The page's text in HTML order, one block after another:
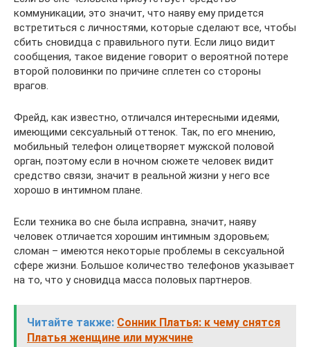
коммуникации, это значит, что наяву ему придется
встретиться с личностями, которые сделают все, чтобы
сбить сновидца с правильного пути. Если лицо видит
сообщения, такое видение говорит о вероятной потере
второй половинки по причине сплетен со стороны
врагов.
Фрейд, как известно, отличался интересными идеями,
имеющими сексуальный оттенок. Так, по его мнению,
мобильный телефон олицетворяет мужской половой
орган, поэтому если в ночном сюжете человек видит
средство связи, значит в реальной жизни у него все
хорошо в интимном плане.
Если техника во сне была исправна, значит, наяву
человек отличается хорошим интимным здоровьем;
сломан – имеются некоторые проблемы в сексуальной
сфере жизни. Большое количество телефонов указывает
на то, что у сновидца масса половых партнеров.
Читайте также: Сонник Платья: к чему снятся
Платья женщине или мужчине